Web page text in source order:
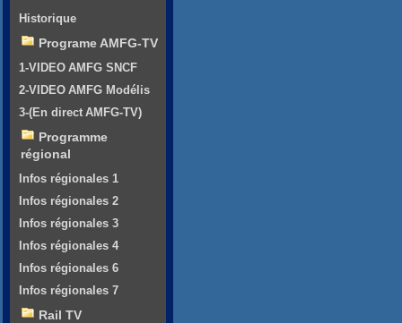
Historique
Programe AMFG-TV
1-VIDEO AMFG SNCF
2-VIDEO AMFG Modélis
3-(En direct AMFG-TV)
Programme
régional
Infos régionales 1
Infos régionales 2
Infos régionales 3
Infos régionales 4
Infos régionales 6
Infos régionales 7
Rail TV